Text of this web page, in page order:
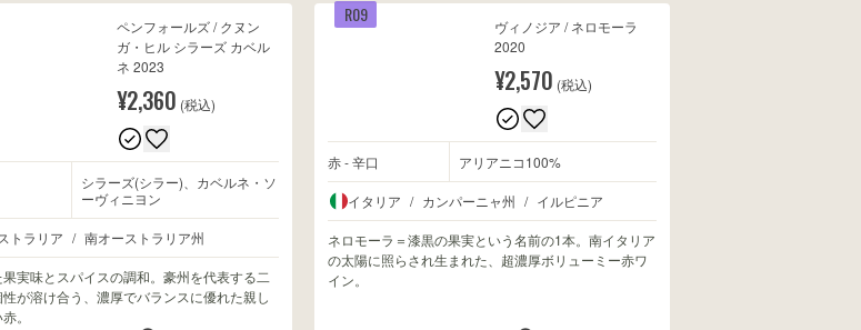
ペンフォールズ / クヌン
ガ・ヒル シラーズ カベル
ネ 2023
¥2,360 (税込)
シラーズ(シラー)、カベルネ・ソ
ーヴィニヨン
トラリア / 南オーストラリア州
実味とスパイスの調和。豪州を代表する二
が溶け合う、濃厚でバランスに優れた親し
。
R09
ヴィノジア / ネロモーラ
2020
¥2,570 (税込)
赤 - 辛口 アリアニコ100%
イタリア / カンパーニャ州 / イルピニア
ネロモーラ＝漆黒の果実という名前の1本。南イタリア
の太陽に照らされ生まれた、超濃厚ボリューミー赤ワ
イン。